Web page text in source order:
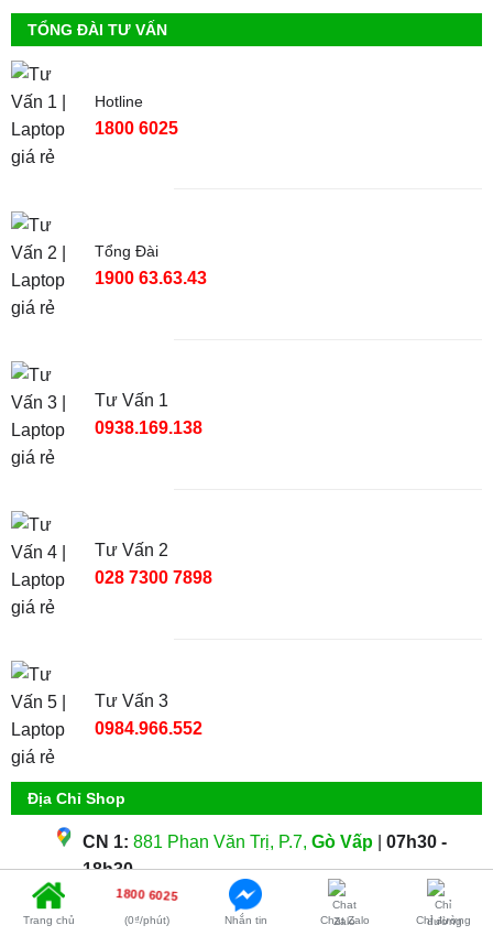
TỔNG ĐÀI TƯ VẤN
Hotline
1800 6025
Tổng Đài
1900 63.63.43
Tư Vấn 1
0938.169.138
Tư Vấn 2
028 7300 7898
Tư Vấn 3
0984.966.552
Địa Chỉ Shop
CN 1: 881 Phan Văn Trị, P.7, Gò Vấp| 07h30 -
18h30
304 Tô Ký, Phường Trung Mỹ Tây (Quận 12
Trang chủ
1800 6025
(0₫/phút) Nhắn tin Chat Zalo Chỉ đường